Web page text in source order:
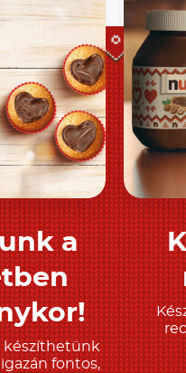
többet a
készíthetünk
fontos,